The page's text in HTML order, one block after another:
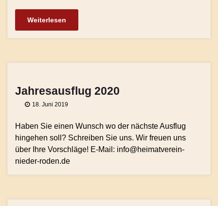
Weiterlesen
Jahresausflug 2020
18. Juni 2019
Haben Sie einen Wunsch wo der nächste Ausflug
hingehen soll? Schreiben Sie uns. Wir freuen uns
über Ihre Vorschläge! E-Mail: info@heimatverein-
nieder-roden.de